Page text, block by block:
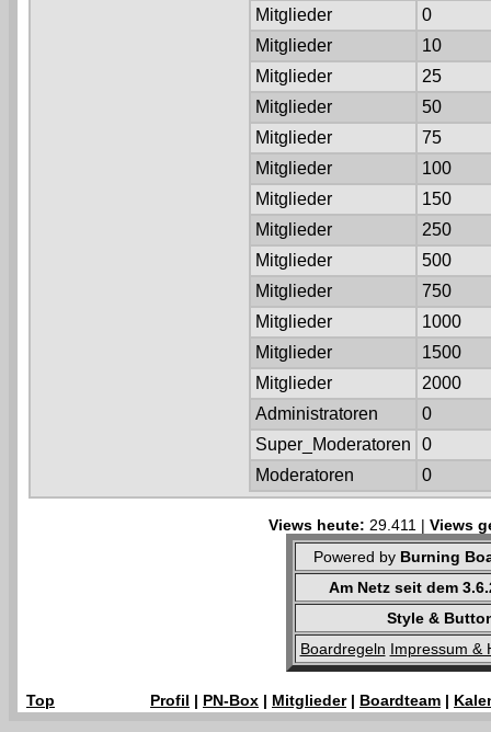
Mitglieder
0
Mitglieder
10
Mitglieder
25
Mitglieder
50
Mitglieder
75
Mitglieder
100
Mitglieder
150
Mitglieder
250
Mitglieder
500
Mitglieder
750
Mitglieder
1000
Mitglieder
1500
Mitglieder
2000
Administratoren
0
Super_Moderatoren
0
Moderatoren
0
Views heute: 29.411 | Views
Powered by Burning
Am Netz seit dem
Style &
Boardregeln Impressum &
Top Profil | PN-Box | Mitglieder| Boardteam |